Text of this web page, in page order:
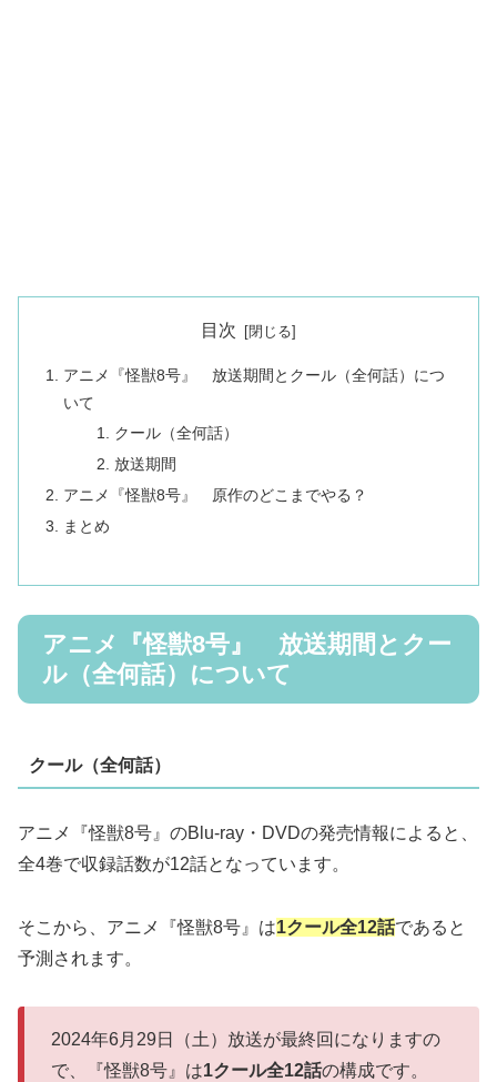
目次
アニメ『怪獣8号』 放送期間とクール（全何話）につ
いて
クール（全何話）
放送期間
アニメ『怪獣8号』 原作のどこまでやる？
まとめ
アニメ『怪獣8号』 放送期間とクー
ル（全何話）について
クール（全何話）
アニメ『怪獣8号』のBlu-ray・DVDの発売情報によると、
全4巻で収録話数が12話となっています。
そこから、アニメ『怪獣8号』は1クール全12話であると
予測されます。
2024年6月29日（土）放送が最終回になりますの
で、『怪獣8号』は1クール全12話の構成です。